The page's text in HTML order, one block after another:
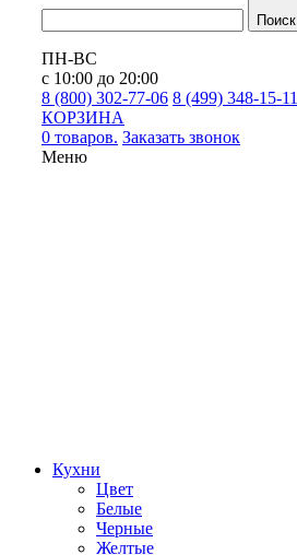
Поиск
ПН-ВС
с 10:00 до 20:00
8 (800) 302-77-06 8 (499) 348-15-11
КОРЗИНА
0 товаров. Заказать звонок
Меню
Кухни
Цвет
Белые
Черные
Желтые